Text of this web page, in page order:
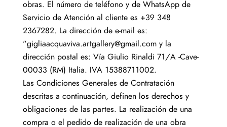
obras. El número de teléfono y de WhatsApp de
Servicio de Atención al cliente es +39 348
2367282. La dirección de e-mail es:
“gigliaacquaviva.artgallery@gmail.com y la
dirección postal es: Vía Giulio Rinaldi 71/A -Cave-
00033 (RM) Italia. IVA 15388711002.
Las Condiciones Generales de Contratación
descritas a continuación, definen los derechos y
obligaciones de las partes. La realización de una
compra o el pedido de realización de una obra